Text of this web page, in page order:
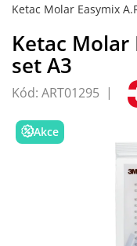
Ketac Molar Easymix
Ketac Molar
set A3
Kód: ART01295
Akce